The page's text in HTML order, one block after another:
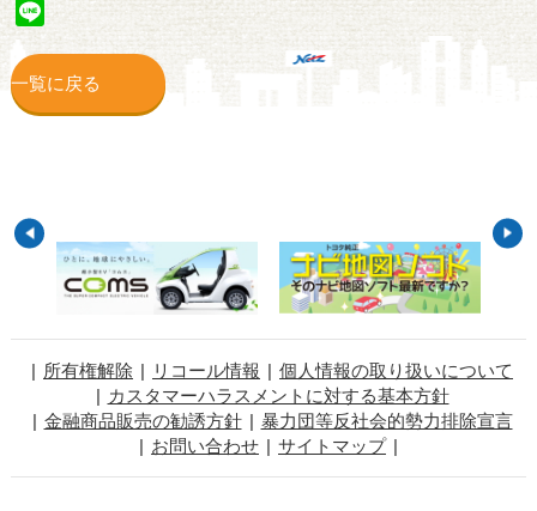
Line
一覧に戻る
所有権解除 リコール情報
個人情報の取り扱いについて
カスタマーハラスメントに対する基本方針
金融商品販売の勧誘方針
暴力団等反社会的勢力排除宣言
お問い合わせ
サイトマップ